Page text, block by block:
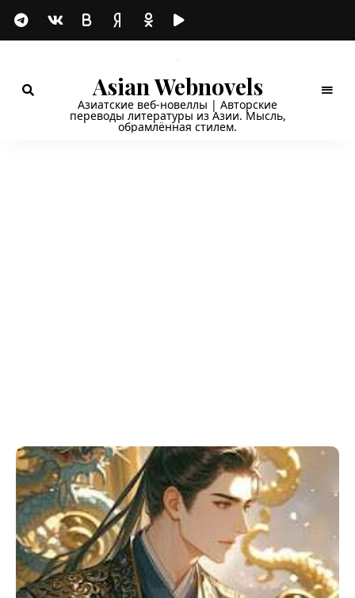
Asian Webnovels
Азиатские веб-новеллы | Авторские
переводы литературы из Азии. Мысль,
обрамлённая стилем.